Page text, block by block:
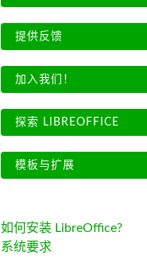
提供反馈
加入我们！
探索 LIBREOFFICE
模板与扩展
如何安装 LibreOffice?
系统要求